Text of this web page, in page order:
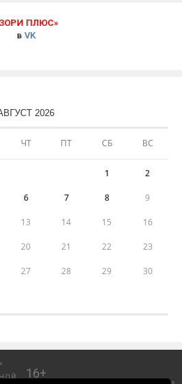
ПЛЮС»
в VK
2026
ЧТ ПТ СБ ВС
1 2
6 7 8 9
13 14 15 16
20 21 22 23
27 28 29 30
16+